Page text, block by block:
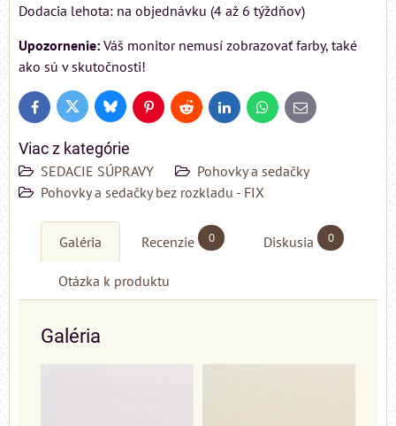
Dodacia lehota: na objednávku (4 až 6 týždňov)
Upozornenie: Váš monitor nemusí zobrazovať farby, také
ako sú v skutočnosti!
FacebookTwitter BlueskyPinterestReddit LinkedInWhatsApp
E-
mail
Viac z kategórie
SEDACIE SÚPRAVY
Pohovky a sedačky
Pohovky a sedačky bez rozkladu - FIX
Galéria Recenzie 0 Diskusia 0
Otázka k produktu
Galéria